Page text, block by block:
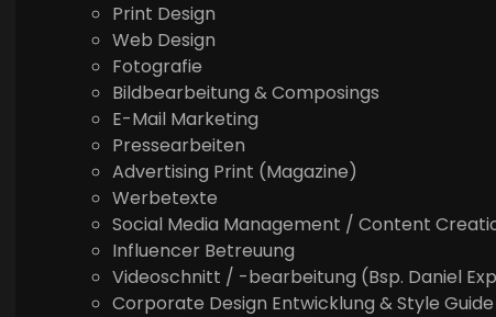
Print Design
Web Design
Fotografie
Bildbearbeitung & Composings
E-Mail Marketing
Pressearbeiten
Advertising Print (Magazine)
Werbetexte
Social Media Management / Content
Influencer Betreuung
Videoschnitt / -bearbeitung (Bsp. Daniel
Corporate Design Entwicklung & Style Guide